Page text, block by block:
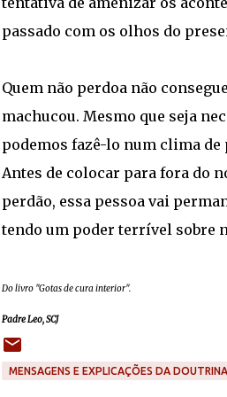
passado com os olhos do
Quem não perdoa não
machucou. Mesmo que seja
podemos fazê-lo num clima de
Antes de colocar para fora do
perdão, essa pessoa vai
tendo um poder terrível sobre
Do livro "Gotas de cura interior".
Padre Leo, SCJ
MENSAGENS E EXPLICAÇÕES DA DOUTRINA